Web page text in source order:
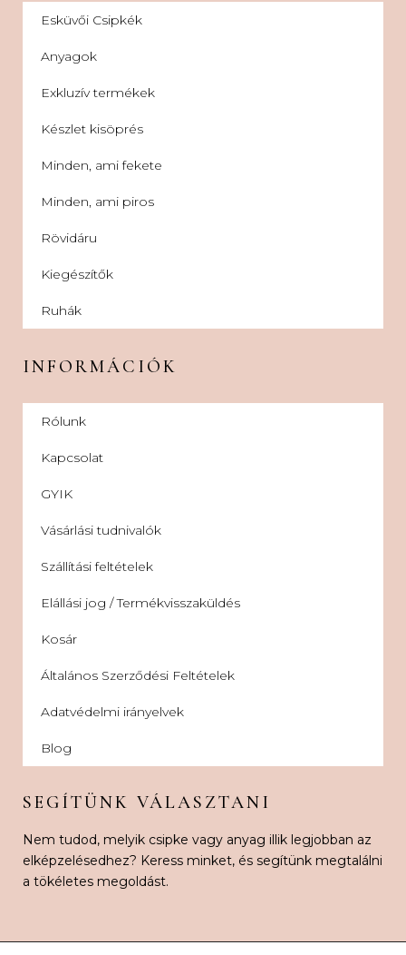
Esküvői Csipkék
Anyagok
Exkluzív termékek
Készlet kisöprés
Minden, ami fekete
Minden, ami piros
Rövidáru
Kiegészítők
Ruhák
INFORMÁCIÓK
Rólunk
Kapcsolat
GYIK
Vásárlási tudnivalók
Szállítási feltételek
Elállási jog / Termékvisszaküldés
Kosár
Általános Szerződési Feltételek
Adatvédelmi irányelvek
Blog
SEGÍTÜNK VÁLASZTANI
Nem tudod, melyik csipke vagy anyag illik legjobban az
elképzelésedhez? Keress minket, és segítünk megtalálni
a tökéletes megoldást.